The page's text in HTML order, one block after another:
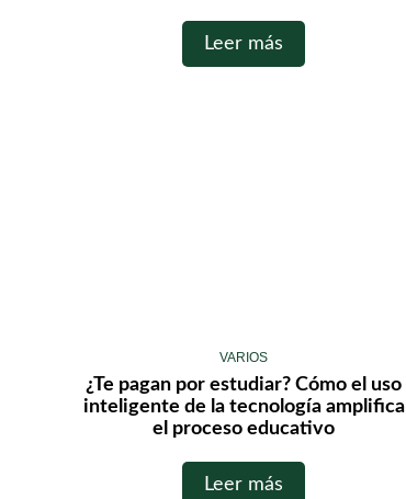
Leer más
VARIOS
¿Te pagan por estudiar? Cómo el uso
inteligente de la tecnología amplifica
el proceso educativo
Leer más